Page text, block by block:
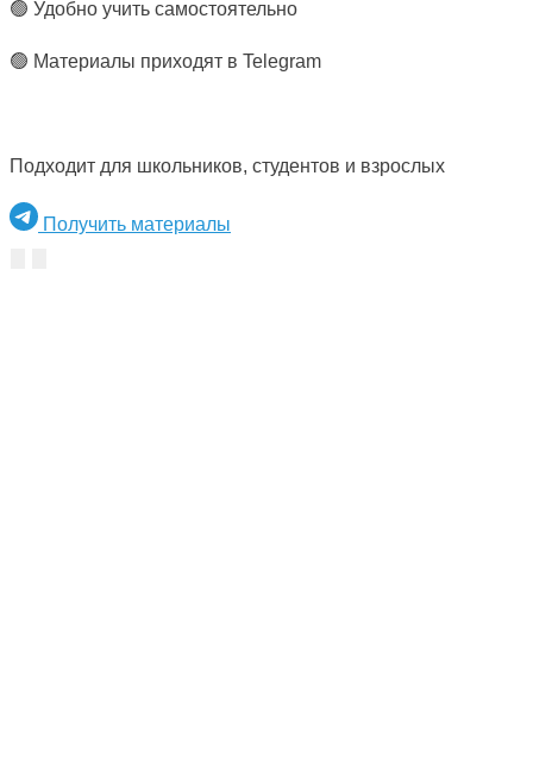
🟢 Удобно учить самостоятельно
🟢 Материалы приходят в Telegram
Подходит для школьников, студентов и взрослых
Получить материалы